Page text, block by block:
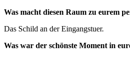
Was macht diesen Raum zu eurem
Das Schild an der Eingangstuer.
Was war der schönste Moment in